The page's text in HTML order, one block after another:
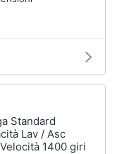
Standard
Lav / Asc
1400 giri